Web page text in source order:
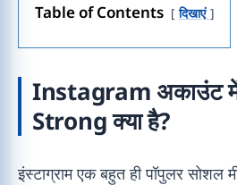
Table of Contents दिखाएं
Instagram अकाउंट
Strong क्या है?
इंस्टाग्राम एक बहुत ही पॉपुलर सोशल